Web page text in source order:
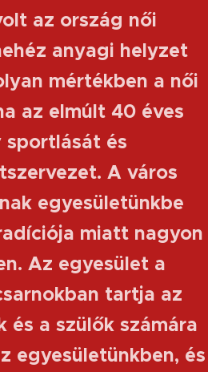
az ország női
anyagi helyzet
mértékben a női
az elmúlt 40 éves
sportlását és
A város
egyesületünkbe
miatt nagyon
Az egyesület a
tartja az
a szülők számára
egyesületünkben, és